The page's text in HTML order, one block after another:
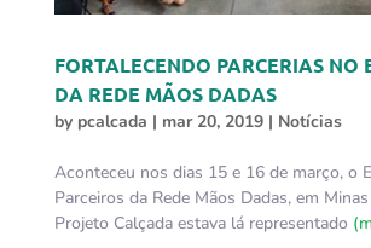
FORTALECENDO PARCERIAS NO
DA REDE MÃOS DADAS
by pcalcada | mar 20, 2019| Notícias
Aconteceu nos dias 15 e 16 de março, o
Parceiros da Rede Mãos Dadas, em Minas
Projeto Calçada estava lá representado